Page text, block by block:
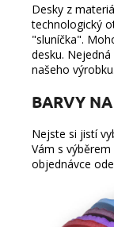
Desky z
technologický
"sluníčka".
desku.
našeho
BARVY
Nejste si jistí
Vám s
objednávce